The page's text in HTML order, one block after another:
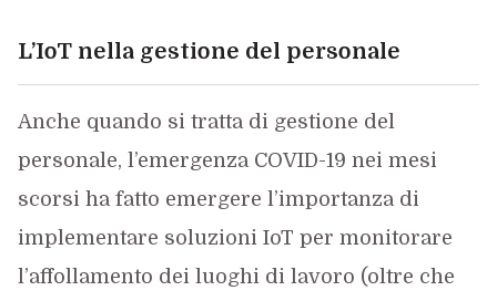
L’IoT nella gestione del personale
Anche quando si tratta di gestione del
personale, l’emergenza COVID-19 nei mesi
scorsi ha fatto emergere l’importanza di
implementare soluzioni IoT per monitorare
l’affollamento dei luoghi di lavoro (oltre che